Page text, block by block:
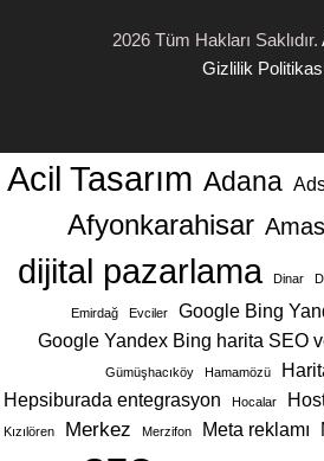
2026 Tüm Hakları Saklıdır.
Gizlilik
Acil Tasarım Adana
Afyonkarahisar
dijital pazarlama Dinar
Emirdağ Evciler
Google Bing
Google Yandex Bing harita SEO
Gümüşhacıköy Hamamözü
Hepsiburada entegrasyon
Hocalar
Kızılören Merkez Merzifon Meta reklamı